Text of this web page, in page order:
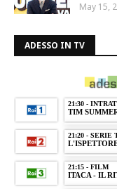
May 15,
ADESSO IN TV